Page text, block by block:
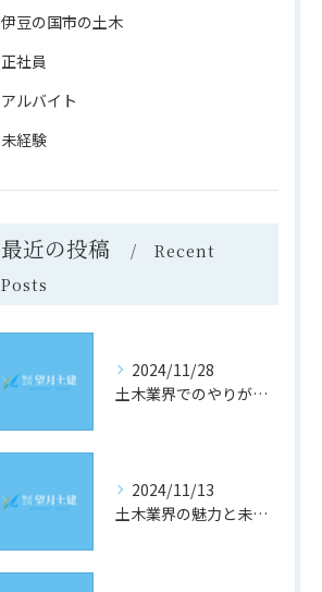
伊豆の国市の土木
正社員
アルバイト
未経験
最近の投稿
Recent
Posts
2024/11/28
土木業界でのやりがいと成長の道
2024/11/13
土木業界の魅力と未来への道